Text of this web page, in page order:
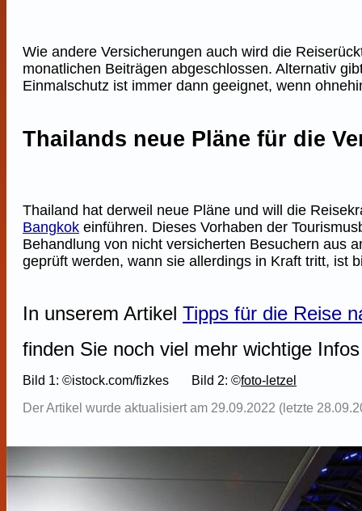
Wie andere Versicherungen auch wird die
monatlichen Beiträgen abgeschlossen. Alternativ
Einmalschutz ist immer dann geeignet, wenn
Thailands neue Pläne für die
Thailand hat derweil neue Pläne und will die
Bangkok einführen. Dieses Vorhaben der
Behandlung von nicht versicherten Besuchern aus
geprüft werden, wann sie allerdings in Kraft tritt, ist
In unserem Artikel Tipps für die Reise
finden Sie noch viel mehr wichtige
Bild 1: ©istock.com/fizkes Bild 2: ©foto-letzel
Der Artikel wurde aktualisiert am 29.09.2022 (letzte